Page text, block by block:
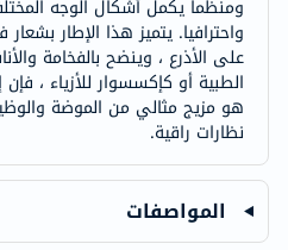
ومنظما يكمل أشكال الوجه
واحترافيا. يتميز هذا الإطار
على الأذرع ، وينضح بالفخامة
هو مزيج مثالي من الموضة
نظارات راقية.
المواصفات